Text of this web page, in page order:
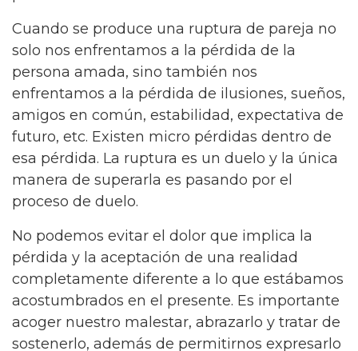
Cuando se produce una ruptura de pareja no
solo nos enfrentamos a la pérdida de la
persona amada, sino también nos
enfrentamos a la pérdida de ilusiones, sueños,
amigos en común, estabilidad, expectativa de
futuro, etc. Existen micro pérdidas dentro de
esa pérdida. La ruptura es un duelo y la única
manera de superarla es pasando por el
proceso de duelo.
No podemos evitar el dolor que implica la
pérdida y la aceptación de una realidad
completamente diferente a lo que estábamos
acostumbrados en el presente. Es importante
acoger nuestro malestar, abrazarlo y tratar de
sostenerlo, además de permitirnos expresarlo